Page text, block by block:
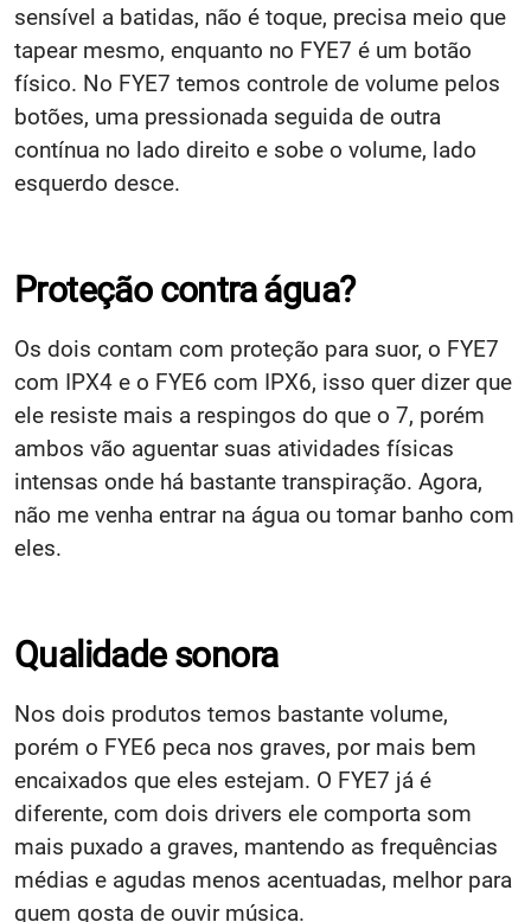
sensível a batidas, não é toque, precisa meio que
tapear mesmo, enquanto no FYE7 é um botão
físico. No FYE7 temos controle de volume pelos
botões, uma pressionada seguida de outra
contínua no lado direito e sobe o volume, lado
esquerdo desce.
Proteção contra água?
Os dois contam com proteção para suor, o FYE7
com IPX4 e o FYE6 com IPX6, isso quer dizer que
ele resiste mais a respingos do que o 7, porém
ambos vão aguentar suas atividades físicas
intensas onde há bastante transpiração. Agora,
não me venha entrar na água ou tomar banho com
eles.
Qualidade sonora
Nos dois produtos temos bastante volume,
porém o FYE6 peca nos graves, por mais bem
encaixados que eles estejam. O FYE7 já é
diferente, com dois drivers ele comporta som
mais puxado a graves, mantendo as frequências
médias e agudas menos acentuadas, melhor para
quem gosta de ouvir música.